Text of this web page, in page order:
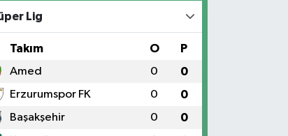
Lig
Takım O P
Amed 0 0
Erzurumspor FK 0 0
Başakşehir 0 0